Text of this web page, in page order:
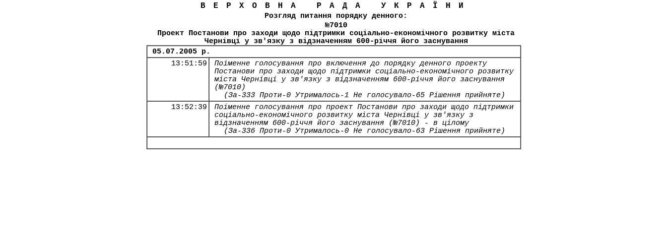
ВЕРХОВНА РАДА УКРАЇНИ
Розгляд питання порядку денного:
№7010
Проект Постанови про заходи щодо підтримки соціально-економічного розвитку міста
Чернівці у зв'язку з відзначенням 600-річчя його заснування
05.07.2005 р.
13:51:59
Поіменне голосування про включення до порядку денного проекту
Постанови про заходи щодо підтримки соціально-економічного розвитку
міста Чернівці у зв'язку з відзначенням 600-річчя його заснування
(№7010)
(За-333 Проти-0 Утрималось-1 Не голосувало-65 Рішення прийняте)
13:52:39
Поіменне голосування про проект Постанови про заходи щодо підтримки
соціально-економічного розвитку міста Чернівці у зв'язку з
відзначенням 600-річчя його заснування (№7010) - в цілому
(За-336 Проти-0 Утрималось-0 Не голосувало-63 Рішення прийняте)